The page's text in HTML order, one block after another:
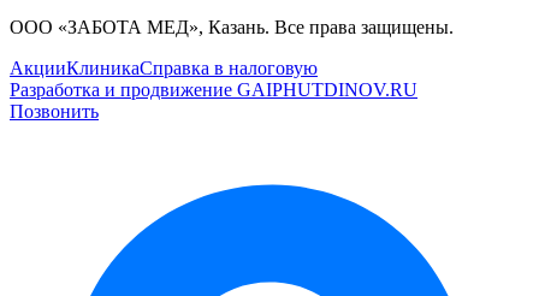
ООО «ЗАБОТА МЕД», Казань. Все права защищены.
АкцииКлиникаСправка в налоговую
Разработка и продвижение GAIPHUTDINOV.RU
Позвонить